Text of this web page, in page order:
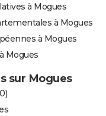
à Mogues
à Mogues
à Mogues
Mogues
sur Mogues